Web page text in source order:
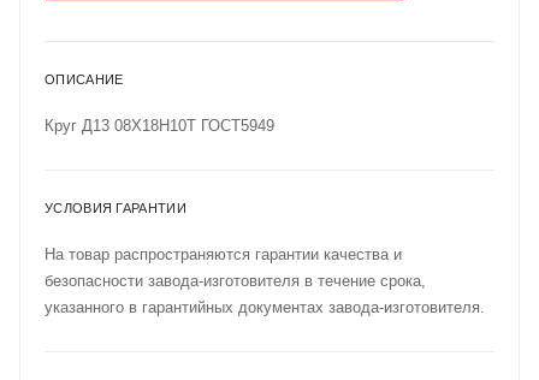
ОПИСАНИЕ
Круг Д13 08Х18Н10Т ГОСТ5949
УСЛОВИЯ ГАРАНТИИ
На товар распространяются гарантии качества и
безопасности завода-изготовителя в течение срока,
указанного в гарантийных документах завода-изготовителя.